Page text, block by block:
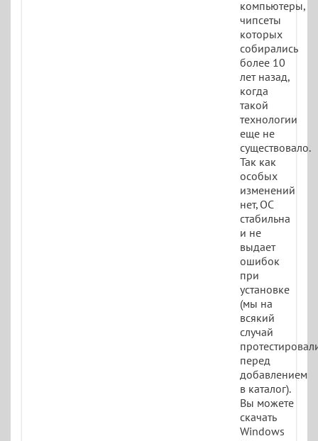
компьютеры,
чипсеты
которых
собирались
более 10
лет назад,
когда
такой
технологии
еще не
существовало.
Так как
особых
изменений
нет, ОС
стабильна
и не
выдает
ошибок
при
установке
(мы на
всякий
случай
перед
добавлением
в каталог).
Вы можете
скачать
Windows